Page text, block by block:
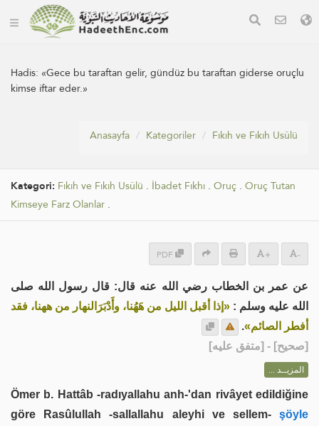
Hadis: «Gece bu taraftan gelir, gündüz bu taraftan giderse oruçlu
kimse iftar eder.»
Anasayfa Kategoriler Fıkıh ve Fıkıh Usûlü
Kategori: Fıkıh ve Fıkıh Usûlü . İbadet Fıkhı . Oruç . Oruç Tutan
Kimseye Farz Olanlar .
PDF + -
عن عمر بن الخطاب رضي الله عنه قال: قال رسول الله صلى
الله عليه وسلم : «إذا أقبل الليل من هَهُنا، وأَدْبَرَالنهار من ههنا، فقد
أفطر الصائم».
[صحيح] - [متفق عليه]
المزيــد ...
Ömer b. Hattâb -radıyallahu anh-'dan rivâyet edildiğine
göre Rasûlullah -sallallahu aleyhi ve sellem-şöyle